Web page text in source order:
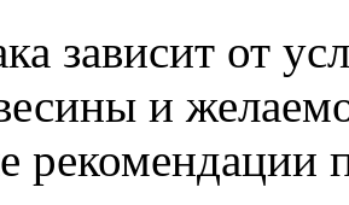
зависит от
и
рекомендации